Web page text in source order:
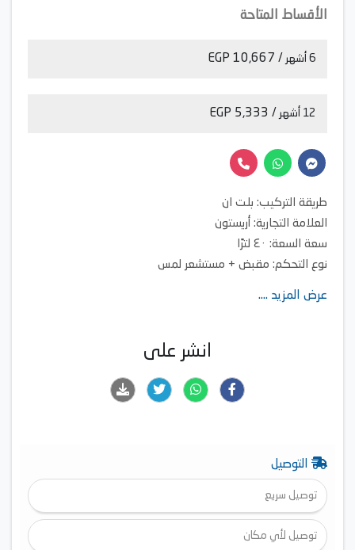
الأقساط المتاحة
6 أشهر / 10,667 EGP
12 أشهر / 5,333 EGP
طريقة التركيب: بلت ان
العلامة التجارية: أريستون
سعة السعة: ٤٠ لترًا
نوع التحكم: مقبض + مستشعر لمس
الطاقة المُقدرة: ٣٢٠٠ واط
عرض المزيد ....
انشر على
التوصيل
توصيل سريع
توصيل لأي مكان